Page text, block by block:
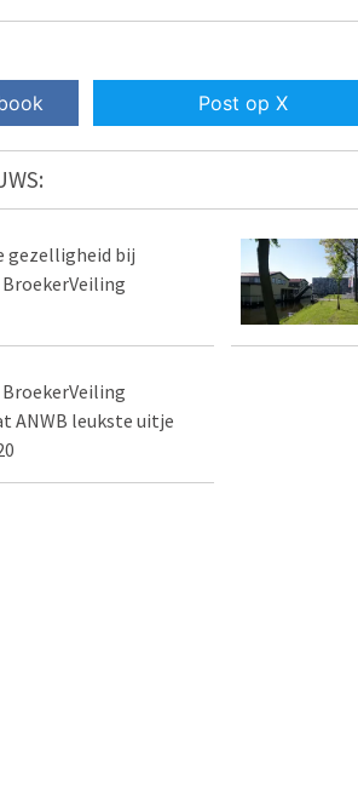
Post op X
gezelligheid bij
BroekerVeiling
BroekerVeiling
ANWB leukste uitje